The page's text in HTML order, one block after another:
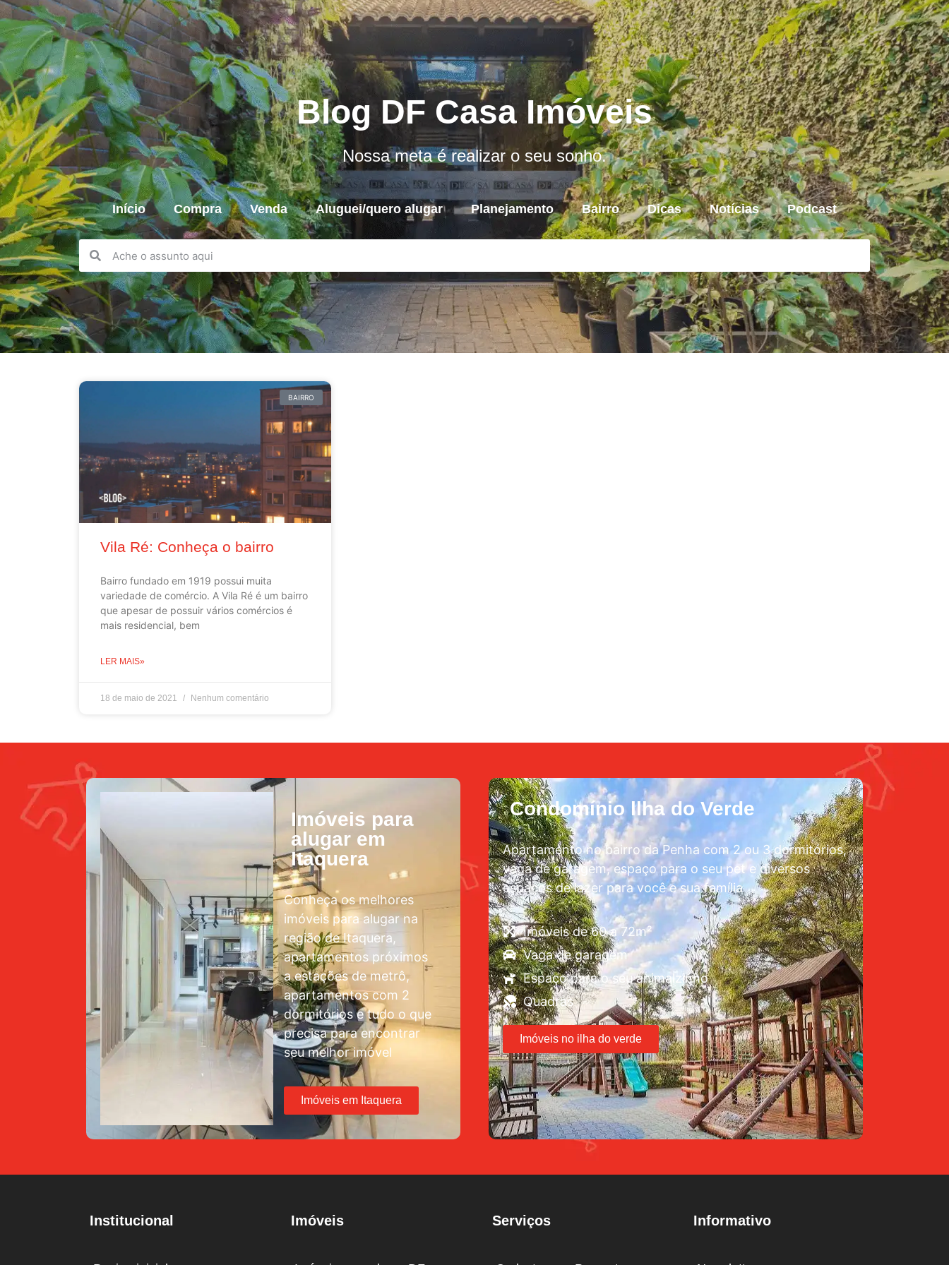
Blog DF Casa Imóveis
Nossa meta é realizar o seu sonho.
Início Compra Venda Aluguei/quero alugar Planejamento Bairro Dicas Notícias Podcast
BAIRRO
Vila Ré: Conheça o bairro
Bairro fundado em 1919 possui muita
variedade de comércio. A Vila Ré é um bairro
que apesar de possuir vários comércios é
mais residencial, bem
LER MAIS»
18 de maio de 2021 Nenhum comentário
Imóveis para
alugar em
Itaquera
Conheça os melhores
imóveis para alugar na
região de Itaquera,
apartamentos próximos
a estações de metrô,
apartamentos com 2
dormitórios e tudo o que
precisa para encontrar
seu melhor imóvel
Imóveis em Itaquera
Condomínio llha do Verde
Apartamento no bairro da Penha com 2 ou 3 dormitórios,
vaga de garagem, espaço para o seu pet e diversos
espaços de lazer para você e sua família
Imóveis de 60 a 72m²
Vaga de garagem
Espaço para o seu animalzinho
Quadras
Imóveis no ilha do verde
Institucional Imóveis Serviços Informativo